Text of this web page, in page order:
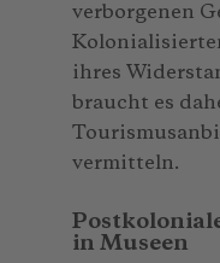
verborgenen
ihres
braucht es
vermitteln.
in Museen